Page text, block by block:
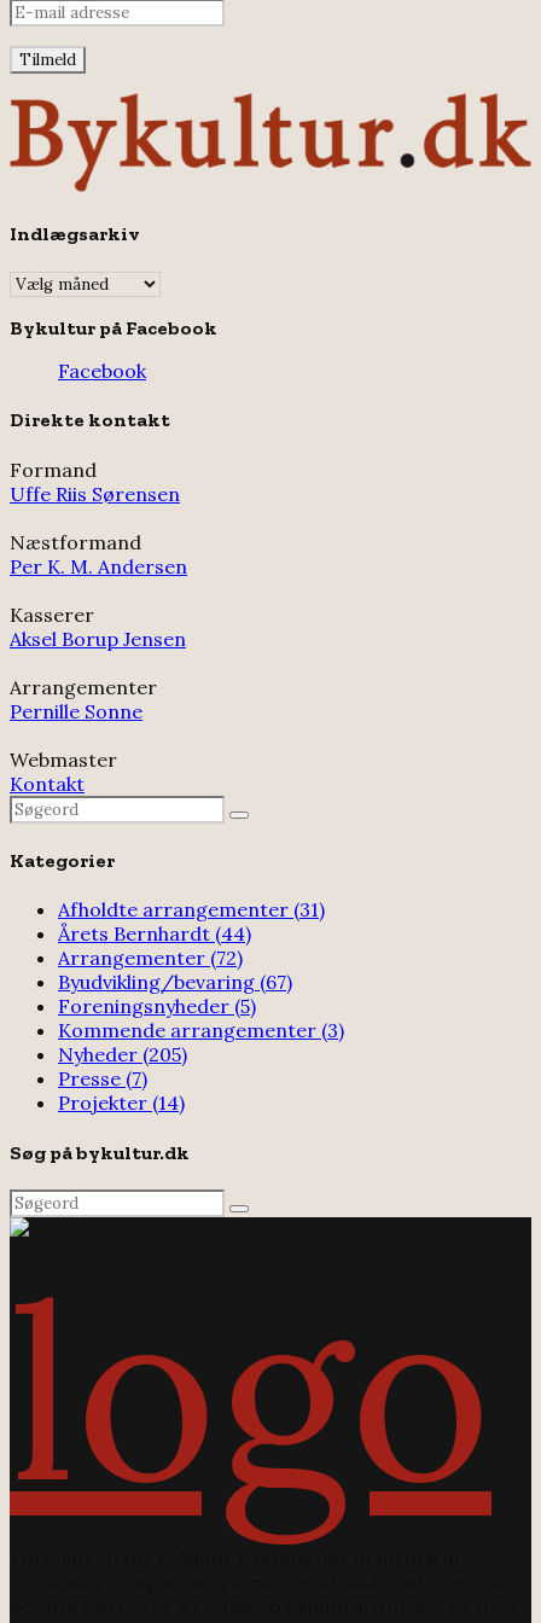
Indlægsarkiv
Indlægsarkiv
Bykultur på Facebook
Facebook
Direkte kontakt
Formand
Uffe Riis Sørensen
Næstformand
Per K. M. Andersen
Kasserer
Aksel Borup Jensen
Arrangementer
Pernille Sonne
Webmaster
Kontakt
Search
for:
Search
Kategorier
Afholdte arrangementer (31)
Årets Bernhardt (44)
Arrangementer (72)
Byudvikling/bevaring (67)
Foreningsnyheder (5)
Kommende arrangementer (3)
Nyheder (205)
Presse (7)
Projekter (14)
Søg på bykultur.dk
Search
for:
Search